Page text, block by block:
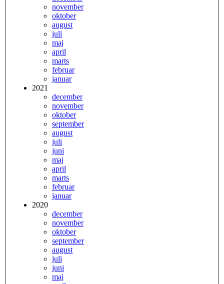
november
oktober
august
juli
maj
april
marts
februar
januar
2021
december
november
oktober
september
august
juli
juni
maj
april
marts
februar
januar
2020
december
november
oktober
september
august
juli
juni
maj